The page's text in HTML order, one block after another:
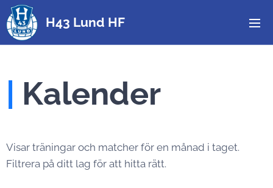
H43 Lund HF
Kalender
Visar träningar och matcher för en månad i taget.
Filtrera på ditt lag för att hitta rätt.